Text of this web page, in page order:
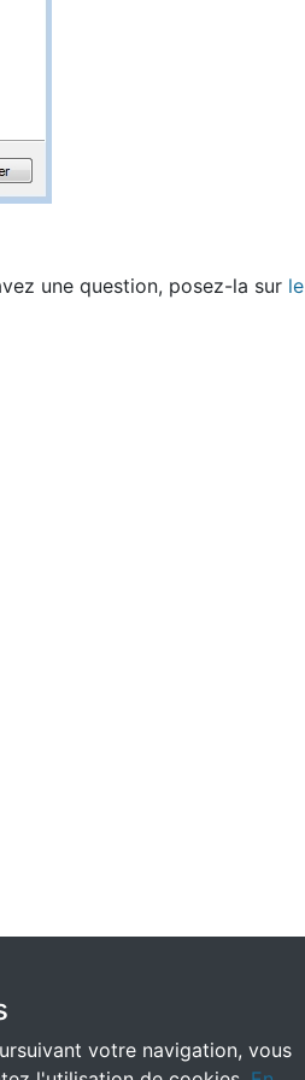
une question, posez-la sur le
votre navigation, vous